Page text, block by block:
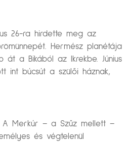
26-ra hirdette meg az
Hermész planétája
át a Bikából az Ikrekbe. Június
int búcsút a szülői háznak,
A Merkúr – a Szűz mellett –
és végtelenül